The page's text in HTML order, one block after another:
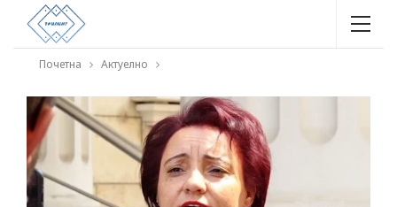
Почетна Актуелно